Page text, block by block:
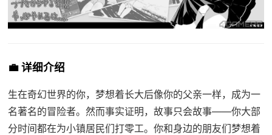
💼 详细介绍
生在奇幻世界的你，梦想着长大后像你的父亲一样，成为一
名著名的冒险者。然而事实证明，故事只会故事——你大部
分时间都在为小镇居民们打零工。你和身边的朋友们梦想着